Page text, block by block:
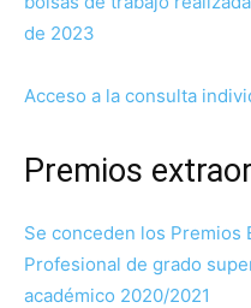
de 2023
Acceso a la consulta
Premios
Se conceden los Premios
Profesional de grado
académico 2020/2021